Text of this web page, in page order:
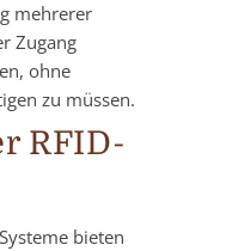
mehrerer
Zugang
ohne
zu müssen.
RFID-
bieten